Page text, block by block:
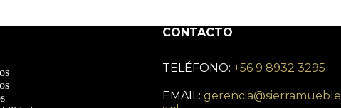
CONTACTO
TELÉFONO: +56 9 8932 3295
EMAIL: gerencia@sierramueble